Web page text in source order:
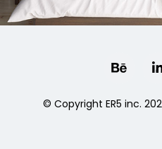
© Copyright ER5 inc.